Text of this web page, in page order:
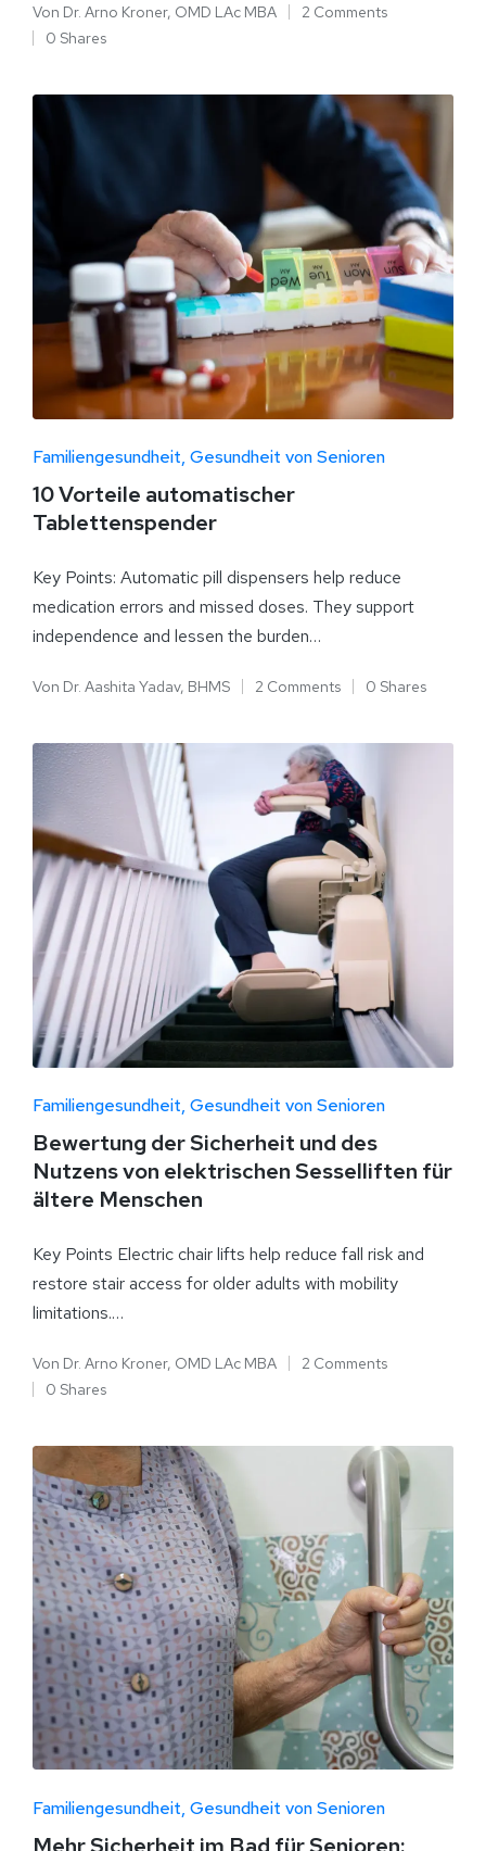
Von Dr. Arno Kroner, OMD LAc MBA
2 Comments
0 Shares
Familiengesundheit Gesundheit von Senioren
10 Vorteile automatischer
Tablettenspender
Key Points: Automatic pill dispensers help reduce
medication errors and missed doses. They support
independence and lessen the burden…
Von Dr. Aashita Yadav, BHMS 2 Comments 0 Shares
Familiengesundheit Gesundheit von Senioren
Bewertung der Sicherheit und des
Nutzens von elektrischen Sesselliften für
ältere Menschen
Key Points Electric chair lifts help reduce fall risk and
restore stair access for older adults with mobility
limitations.…
Von Dr. Arno Kroner, OMD LAc MBA
2 Comments
0 Shares
Familiengesundheit Gesundheit von Senioren
Mehr Sicherheit im Bad für Senioren: